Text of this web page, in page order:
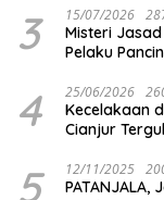
3 15/07/2026
Misteri
Pelaku
4 25/06/2026
Kecelakaan
Cianjur
5 12/11/2025